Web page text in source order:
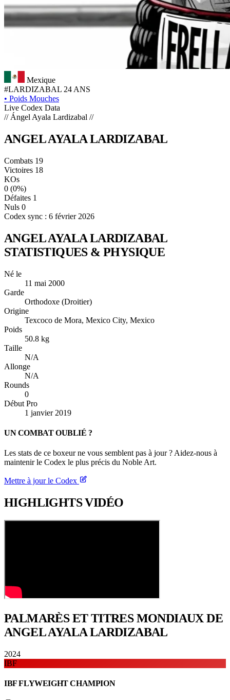
Mexique
#LARDIZABAL 24 ANS
• Poids Mouches
Live Codex Data
// Ángel Ayala Lardizabal //
ANGELAYALALARDIZABAL
Combats 19
Victoires 18
KOs
0 (0%)
Défaites 1
Nuls 0
Codex sync : 6 février 2026
ANGEL AYALA LARDIZABAL
STATISTIQUES & PHYSIQUE
Né le
11 mai 2000
Garde
Orthodoxe (Droitier)
Origine
Texcoco de Mora, Mexico City, Mexico
Poids
50.8 kg
Taille
N/A
Allonge
N/A
Rounds
0
Début Pro
1 janvier 2019
UN COMBAT OUBLIÉ ?
Les stats de ce boxeur ne vous semblent pas à jour ? Aidez-nous à
maintenir le Codex le plus précis du Noble Art.
Mettre à jour le Codex
HIGHLIGHTSVIDÉO
PALMARÈS ET TITRESMONDIAUX DE
ANGEL AYALA LARDIZABAL
2024
IBF
IBF FLYWEIGHT CHAMPION